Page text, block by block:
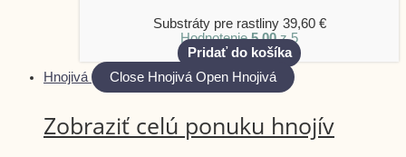
Substráty pre rastliny 39,60 €
Hodnotenie5.00z 5
Pridať do košíka
Hnojivá
Close Hnojivá Open Hnojivá
Zobraziť celú ponuku hnojív